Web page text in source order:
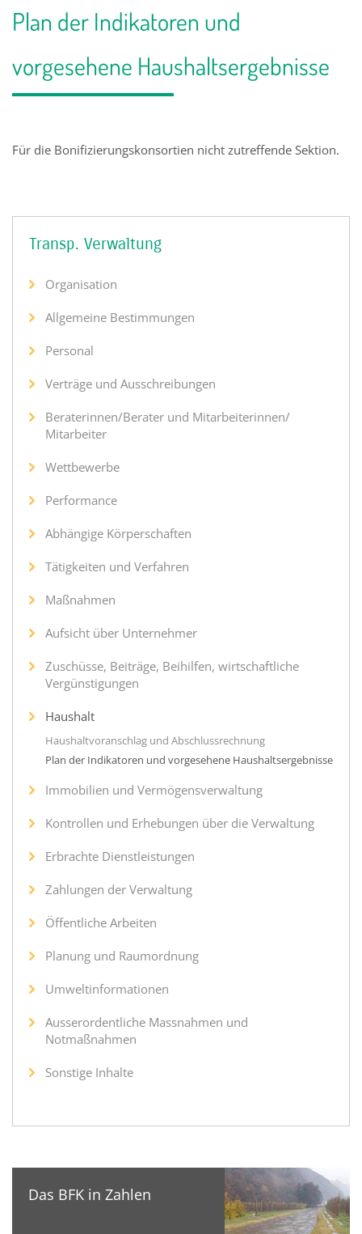
Plan der Indikatoren und
vorgesehene Haushaltsergebnisse
Für die Bonifizierungskonsortien nicht zutreffende Sektion.
Transp. Verwaltung
Organisation
Allgemeine Bestimmungen
Personal
Verträge und Ausschreibungen
Beraterinnen/Berater und Mitarbeiterinnen/
Mitarbeiter
Wettbewerbe
Performance
Abhängige Körperschaften
Tätigkeiten und Verfahren
Maßnahmen
Aufsicht über Unternehmer
Zuschüsse, Beiträge, Beihilfen, wirtschaftliche
Vergünstigungen
Haushalt
Haushaltvoranschlag und Abschlussrechnung
Plan der Indikatoren und vorgesehene Haushaltsergebnisse
Immobilien und Vermögensverwaltung
Kontrollen und Erhebungen über die Verwaltung
Erbrachte Dienstleistungen
Zahlungen der Verwaltung
Öffentliche Arbeiten
Planung und Raumordnung
Umweltinformationen
Ausserordentliche Massnahmen und
Notmaßnahmen
Sonstige Inhalte
Das BFK in Zahlen